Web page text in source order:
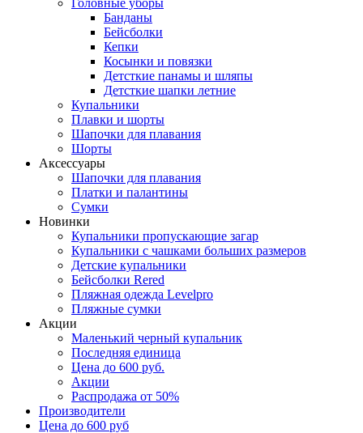
Головные уборы
Банданы
Бейсболки
Кепки
Косынки и повязки
Детсткие панамы и шляпы
Детсткие шапки летние
Купальники
Плавки и шорты
Шапочки для плавания
Шорты
Аксессуары
Шапочки для плавания
Платки и палантины
Сумки
Новинки
Купальники пропускающие загар
Купальники с чашками больших размеров
Детские купальники
Бейсболки Rered
Пляжная одежда Levelpro
Пляжные сумки
Акции
Маленький черный купальник
Последняя единица
Цена до 600 руб.
Акции
Распродажа от 50%
Производители
Цена до 600 руб